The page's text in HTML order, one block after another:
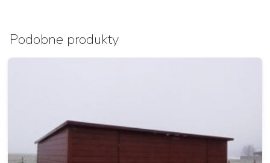
Podobne produkty